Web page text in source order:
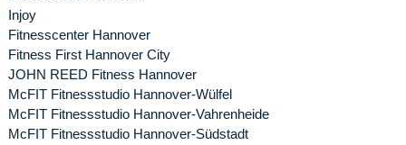
Injoy
Fitnesscenter Hannover
Fitness First Hannover City
JOHN REED Fitness Hannover
McFIT Fitnessstudio Hannover-Wülfel
McFIT Fitnessstudio Hannover-Vahrenheide
McFIT Fitnessstudio Hannover-Südstadt